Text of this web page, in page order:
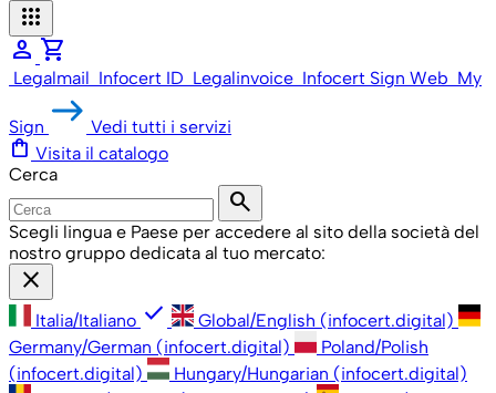
apps
person shopping_cart
Legalmail Infocert ID Legalinvoice Infocert Sign Web My
Sign Vedi tutti i servizi
shopping_bag Visita il catalogo
Cerca
search
Scegli lingua e Paese per accedere al sito della società del
nostro gruppo dedicata al tuo mercato:
close
Italia/Italiano check
Global/English (infocert.digital)
Germany/German (infocert.digital)
Poland/Polish
(infocert.digital)
Hungary/Hungarian (infocert.digital)